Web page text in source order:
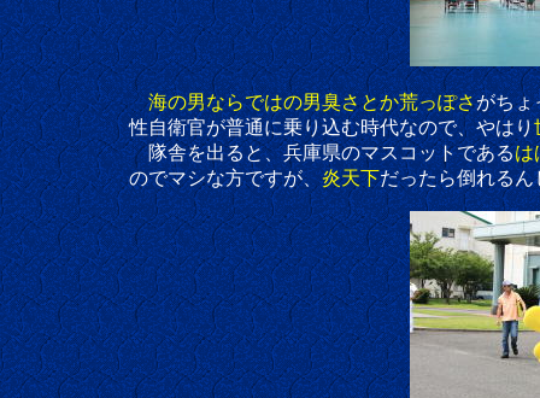
海の男ならではの男臭さとか荒っぽさがちょ
性自衛官が普通に乗り込む時代なので、やはり
隊舎を出ると、兵庫県のマスコットであるは
のでマシな方ですが、炎天下だったら倒れる